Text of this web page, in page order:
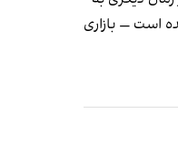
است — بازاری